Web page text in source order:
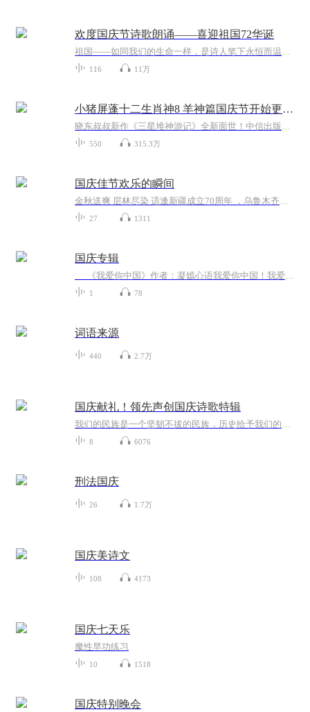
欢度国庆节诗歌朗诵——喜迎祖国72华诞
祖国——如同我们的生命一样，是诗人笔下永恒而温暖的主题。在祖国72周年华诞来临之际，特创建这个诗歌朗诵专辑，诵读经典爱国篇章，和大家一起歌颂祖国，向国庆的献礼！祝愿伟大的祖国繁荣富强，祝愿大家国庆节快乐，度过平安快乐的黄金周假期！
116 11万
小猪屏蓬十二生肖神8 羊神篇国庆节开始更新啦！
晓东叔叔新作《三星堆神游记》全新面世！中信出版社出版！京东当当淘宝均有售！点蓝色字收听——《小猪屏蓬爆笑日记2024》《小猪屏蓬爆笑日记2》《小猪屏蓬爆笑日记1》让你笑得喘不上气！《我进故宫当富翁——小猪屏蓬故宫财商笔记》教你成为大富翁！《小...
550 315.3万
国庆佳节欢乐的瞬间
金秋送爽 层林尽染 适逢新疆成立70周年 ，乌鲁木齐于2025年9月23日迎来党中央和习大大带领的慰问团。新疆各族群众欢欣鼓舞，热烈欢迎。
27 1311
国庆专辑
《我爱你中国》作者：凝嫣心语我爱你中国！我爱你春天蓬勃的秧苗；我爱你秋日金黄的硕果。我爱你中国！我爱你青松气质，我爱你红梅品格！我爱你家乡的甜蔗好像乳汁滋润着我的心窝。我爱你中国，我要把最美的歌儿献给你，我的母亲我的祖国。我爱你中国，我爱...
1 78
词语来源
440 2.7万
国庆献礼！领先声创国庆诗歌特辑
我们的民族是一个坚韧不拔的民族，历史给予我们的苦难都变成了闪着金光的勋章！我们的国家是一个龙腾虎跃的国家，那条巨龙正以不可阻挡之势崛起于神奇的东方！------------------------------------------------值此祖国70周年华诞之际，领先声创以诗歌向祖国献礼！用我们的声音、用我们的热血、用我们的灵魂诵读经典爱国篇章，歌颂我们的祖国！永远繁荣富强！
8 6076
刑法国庆
26 1.7万
国庆美诗文
108 4173
国庆七天乐
魔性早功练习
10 1518
国庆特别晚会